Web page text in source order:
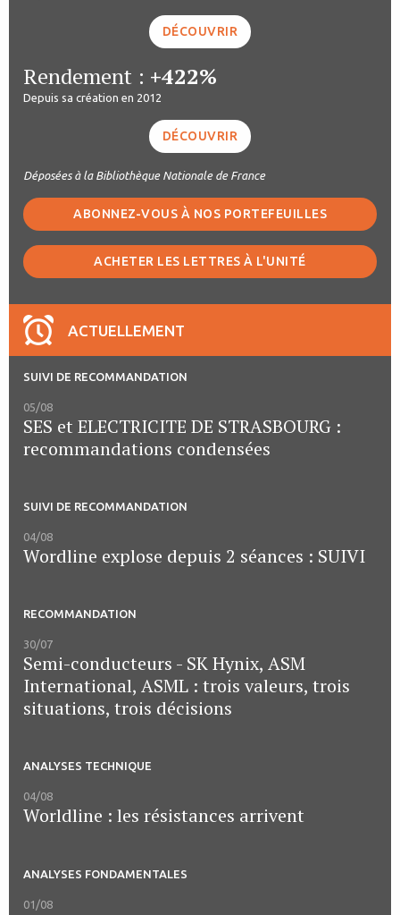
DÉCOUVRIR
Rendement : +422%
Depuis sa création en 2012
DÉCOUVRIR
Déposées à la Bibliothèque Nationale de France
ABONNEZ-VOUS À NOS PORTEFEUILLES
ACHETER LES LETTRES À L'UNITÉ
ACTUELLEMENT
SUIVI DE RECOMMANDATION
05/08
SES et ELECTRICITE DE STRASBOURG :
recommandations condensées
SUIVI DE RECOMMANDATION
04/08
Wordline explose depuis 2 séances : SUIVI
RECOMMANDATION
30/07
Semi-conducteurs - SK Hynix, ASM
International, ASML : trois valeurs, trois
situations, trois décisions
ANALYSES TECHNIQUE
04/08
Worldline : les résistances arrivent
ANALYSES FONDAMENTALES
01/08